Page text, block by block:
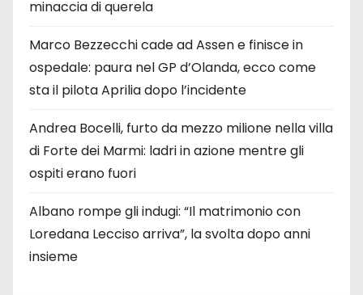
minaccia di querela
Marco Bezzecchi cade ad Assen e finisce in
ospedale: paura nel GP d’Olanda, ecco come
sta il pilota Aprilia dopo l’incidente
Andrea Bocelli, furto da mezzo milione nella villa
di Forte dei Marmi: ladri in azione mentre gli
ospiti erano fuori
Albano rompe gli indugi: “Il matrimonio con
Loredana Lecciso arriva”, la svolta dopo anni
insieme